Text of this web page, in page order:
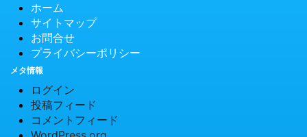
ホーム
サイトマップ
お問合せ
プライバシーポリシー
メタ情報
ログイン
投稿フィード
コメントフィード